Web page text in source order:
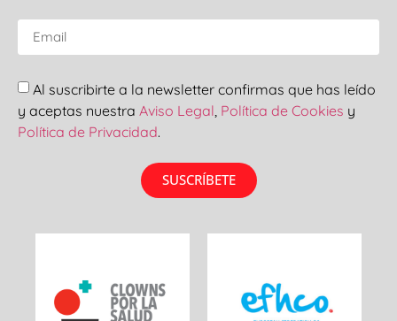
Al suscribirte a la newsletter confirmas que has leído
y aceptas nuestra Aviso Legal Política de Cookies y
Política de Privacidad.
SUSCRÍBETE